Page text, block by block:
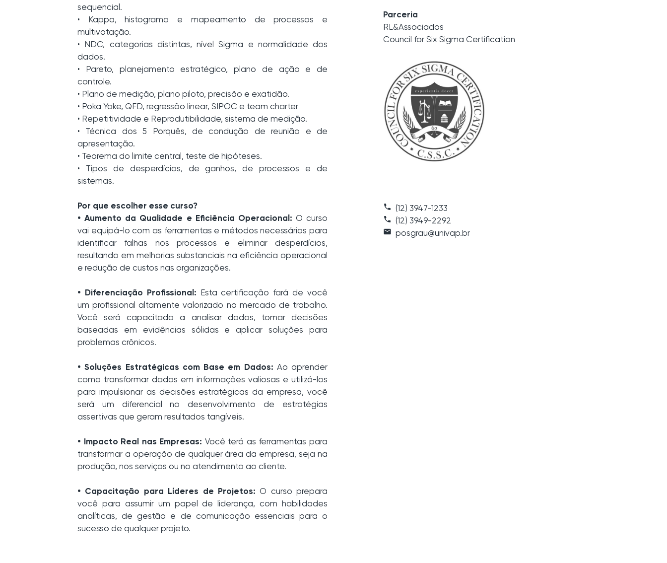
sequencial.
• Kappa, histograma e mapeamento de processos e
multivotação.
• NDC, categorias distintas, nível Sigma e normalidade dos
dados.
• Pareto, planejamento estratégico, plano de ação e de
controle.
• Plano de medição, plano piloto, precisão e exatidão.
• Poka Yoke, QFD, regressão linear, SIPOC e team charter
• Repetitividade e Reprodutibilidade, sistema de medição.
• Técnica dos 5 Porquês, de condução de reunião e de
apresentação.
• Teorema do limite central, teste de hipóteses.
• Tipos de desperdícios, de ganhos, de processos e de
sistemas.
Por que escolher esse curso?
• Aumento da Qualidade e Eficiência Operacional: O curso
vai equipá-lo com as ferramentas e métodos necessários para
identificar falhas nos processos e eliminar desperdícios,
resultando em melhorias substanciais na eficiência operacional
e redução de custos nas organizações.
• Diferenciação Profissional: Esta certificação fará de você
um profissional altamente valorizado no mercado de trabalho.
Você será capacitado a analisar dados, tomar decisões
baseadas em evidências sólidas e aplicar soluções para
problemas crônicos.
• Soluções Estratégicas com Base em Dados: Ao aprender
como transformar dados em informações valiosas e utilizá-los
para impulsionar as decisões estratégicas da empresa, você
será um diferencial no desenvolvimento de estratégias
assertivas que geram resultados tangíveis.
• Impacto Real nas Empresas: Você terá as ferramentas para
transformar a operação de qualquer área da empresa, seja na
produção, nos serviços ou no atendimento ao cliente.
• Capacitação para Líderes de Projetos: O curso prepara
você para assumir um papel de liderança, com habilidades
analíticas, de gestão e de comunicação essenciais para o
sucesso de qualquer projeto.
Parceria
RL&Associados
Council for Six Sigma Certification
phone (12) 3947-1233
call (12) 3949-2292
email posgrau@univap.br